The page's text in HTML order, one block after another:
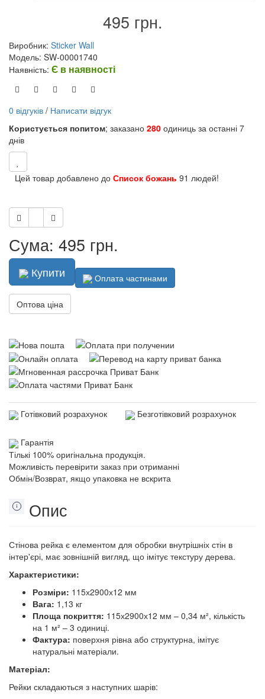
495 грн.
Виробник: Sticker Wall
Модель: SW-00001740
Наявність: Є в наявності
0 відгуків / Написати відгук
Користується попитом; заказано 280 одиниць за останні 7
днів
Цей товар добавлено до Список божань 91 людей!
Сума: 495 грн.
Купити Оплата частинами
Оптова ціна
Готівковий розрахунок Безготівковий розрахунок
Гарантія
Тількі 100% оригінальна продукція.
Можливість перевірити заказ при отриманні
Обмін/Возврат, якщо упаковка не вскрита
Опис
Стінова рейка є елементом для обробки внутрішніх стін в
інтер'єрі, має зовнішній вигляд, що імітує текстуру дерева.
Характеристики:
Розміри: 115х2900х12 мм
Вага: 1,13 кг
Площа покриття: 115х2900х12 мм – 0,34 м², кількість
на 1 м² – 3 одиниці.
Фактура: поверхня рівна або структурна, імітує
натуральні матеріали.
Матеріал:
Рейки складаються з наступних шарів: